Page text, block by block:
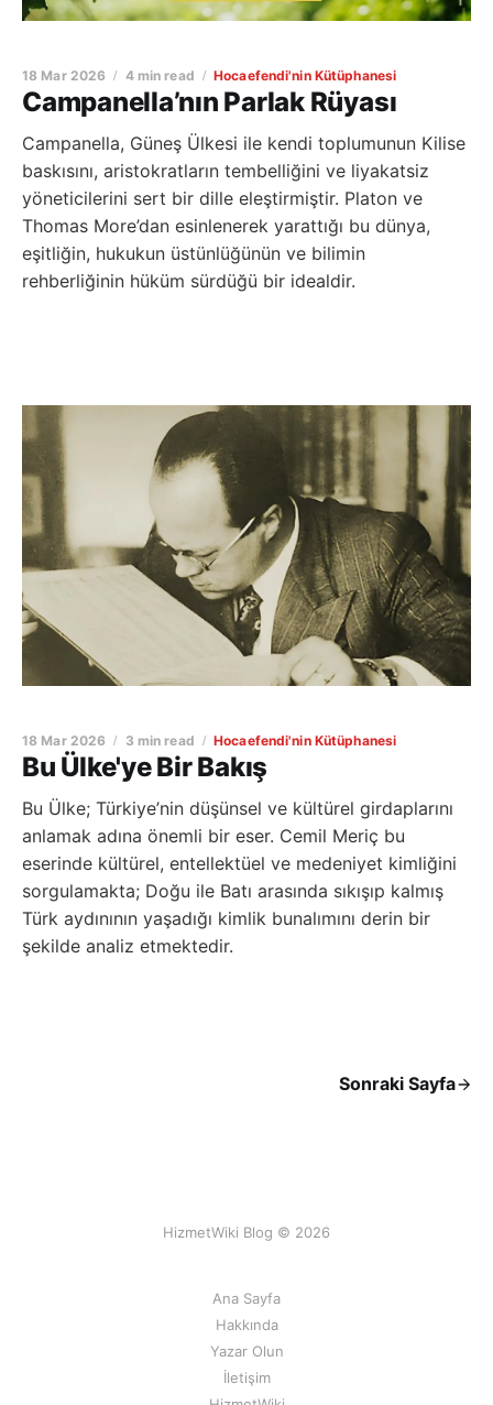
Campanella’nın Parlak Rüyası
18 Mar 2026 4 min read Hocaefendi'nin Kütüphanesi
Campanella, Güneş Ülkesi ile kendi toplumunun Kilise
baskısını, aristokratların tembelliğini ve liyakatsiz
yöneticilerini sert bir dille eleştirmiştir. Platon ve
Thomas More’dan esinlenerek yarattığı bu dünya,
eşitliğin, hukukun üstünlüğünün ve bilimin
rehberliğinin hüküm sürdüğü bir idealdir.
Bu Ülke'ye Bir Bakış
18 Mar 2026 3 min read Hocaefendi'nin Kütüphanesi
Bu Ülke; Türkiye’nin düşünsel ve kültürel girdaplarını
anlamak adına önemli bir eser. Cemil Meriç bu
eserinde kültürel, entellektüel ve medeniyet kimliğini
sorgulamakta; Doğu ile Batı arasında sıkışıp kalmış
Türk aydınının yaşadığı kimlik bunalımını derin bir
şekilde analiz etmektedir.
Sonraki Sayfa
HizmetWiki Blog © 2026
Ana Sayfa
Hakkında
Yazar Olun
İletişim